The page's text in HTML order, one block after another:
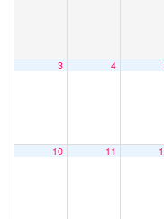
3 4
10 11